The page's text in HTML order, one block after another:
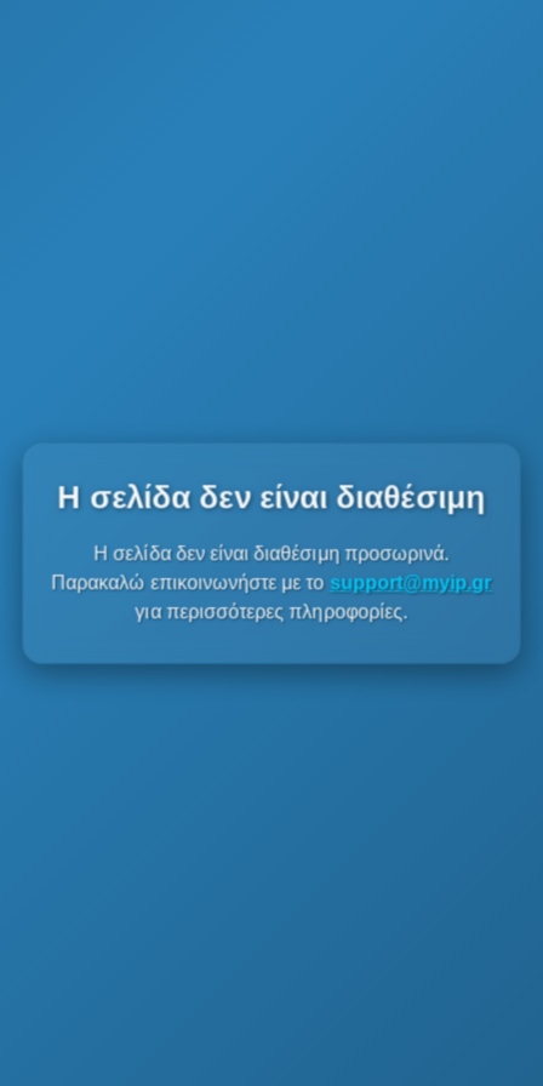
Η σελίδα δεν είναι διαθέσιμη
Η σελίδα δεν είναι διαθέσιμη προσωρινά.
Παρακαλώ επικοινωνήστε με το support@myip.gr
για περισσότερες πληροφορίες.